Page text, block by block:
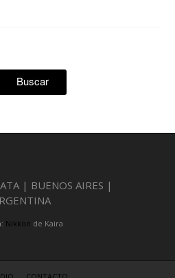
Buscar
| BUENOS AIRES |
Nikkon de Kaira